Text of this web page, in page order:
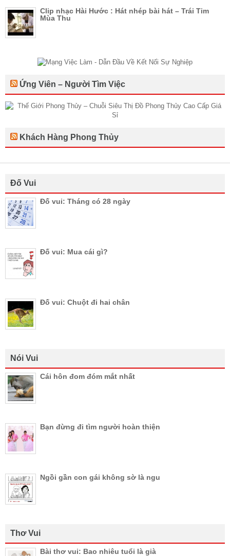
Clip nhạc Hài Hước : Hát nhép bài hát – Trái Tim
Mùa Thu
Ứng Viên – Người Tìm Việc
Khách Hàng Phong Thủy
Đố Vui
Đố vui: Tháng có 28 ngày
Đố vui: Mua cái gì?
Đố vui: Chuột đi hai chân
Nói Vui
Cái hôn đom đóm mắt nhất
Bạn đừng đi tìm người hoàn thiện
Ngồi gần con gái không sờ là ngu
Thơ Vui
Bài thơ vui: Bao nhiêu tuổi là già